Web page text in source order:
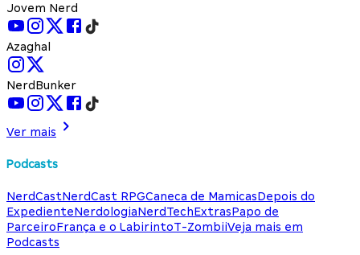
Jovem Nerd
Azaghal
NerdBunker
Ver mais
Podcasts
NerdCastNerdCast RPGCaneca de MamicasDepois do
ExpedienteNerdologiaNerdTechExtrasPapo de
ParceiroFrança e o LabirintoT-ZombiiVeja mais em
Podcasts